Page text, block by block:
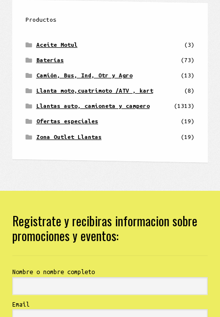
Productos
Aceite Motul (3)
Baterías (73)
Camión, Bus, Ind, Otr y Agro (13)
Llanta moto,cuatrimoto /ATV , kart (8)
Llantas auto, camioneta y campero (1313)
Ofertas especiales (19)
Zona Outlet Llantas (19)
Registrate y recibiras informacion sobre
promociones y eventos:
Nombre o nombre completo
Email